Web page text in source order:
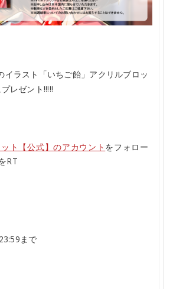
イラスト「いちご飴」アクリルブロッ
レゼント!!!!!
ト【公式】のアカウント をフォロー
RT
まで